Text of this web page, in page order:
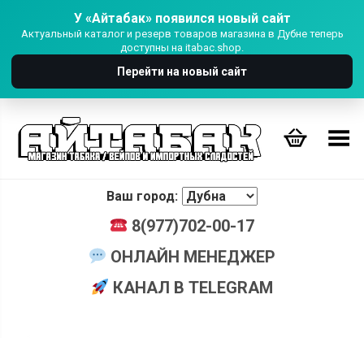
У «Айтабак» появился новый сайт
Актуальный каталог и резерв товаров магазина в Дубне теперь
доступны на itabac.shop.
Перейти на новый сайт
Переключить Меню
Ваш город:
8(977)702-00-17
ОНЛАЙН МЕНЕДЖЕР
КАНАЛ В TELEGRAM